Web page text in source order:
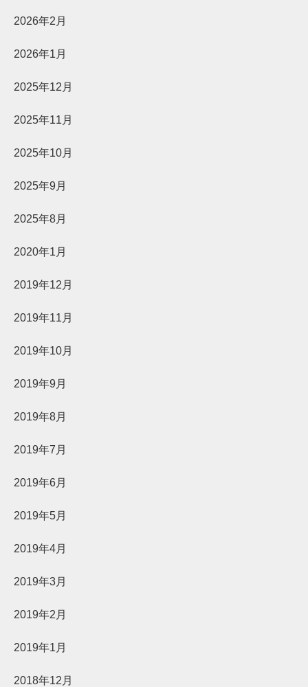
2026年2月
2026年1月
2025年12月
2025年11月
2025年10月
2025年9月
2025年8月
2020年1月
2019年12月
2019年11月
2019年10月
2019年9月
2019年8月
2019年7月
2019年6月
2019年5月
2019年4月
2019年3月
2019年2月
2019年1月
2018年12月